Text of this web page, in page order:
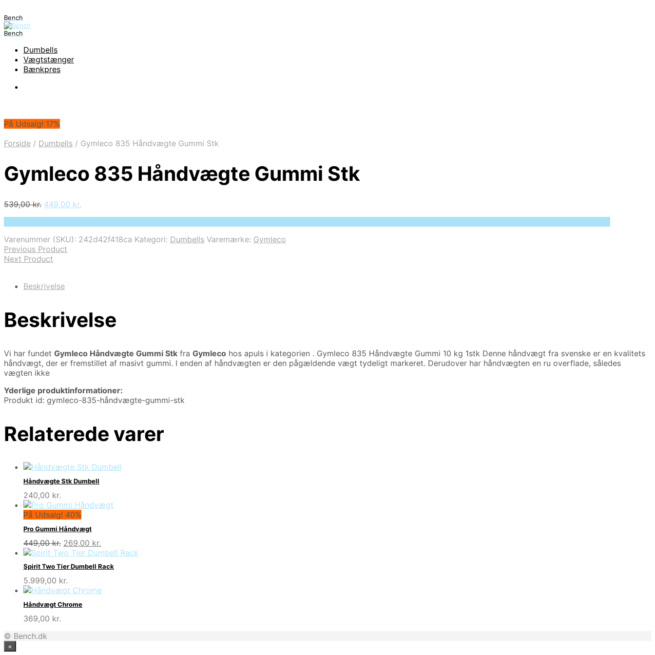
Bench
Bench
Dumbells
Vægtstænger
Bænkpres
På Udsalg! 17%
Forside / Dumbells / Gymleco 835 Håndvægte Gummi Stk
Gymleco 835 Håndvægte Gummi Stk
539,00kr. Den
539,00 kr..
449,00 kr.
449,00 kr..
Varenummer (SKU): 242d42f418ca Kategori: Dumbells Varemærke: Gymleco
Previous Product
Next Product
Beskrivelse
Beskrivelse
Vi har fundet Gymleco Håndvægte Gummi Stk fra Gymleco hos apuls i kategorien . Gymleco 835 Håndvægte Gummi 10 kg 1stk Denne håndvægt fra svenske er en kvalitets
håndvægt, der er fremstillet af masivt gummi. I enden af håndvægten er den pågældende vægt tydeligt markeret. Derudover har håndvægten en ru overflade, således
vægten ikke
Yderlige produktinformationer:
Produkt id: gymleco-835-håndvægte-gummi-stk
Relaterede varer
Håndvægte Stk Dumbell
240,00 kr.
På Udsalg! 40%
Pro Gummi Håndvægt
449,00kr. Den
oprindelige
pris
var:
449,00 kr..
269,00 kr.
aktuelle
pris
er:
Spirit Two Tier Dumbell Rack
5.999,00 kr.
Håndvægt Chrome
369,00 kr.
© Bench.dk
×